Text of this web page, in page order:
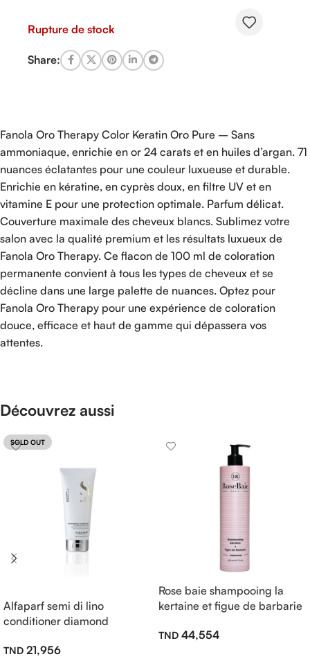
Rupture de stock
Share:
Fanola Oro Therapy Color Keratin Oro Pure – Sans
ammoniaque, enrichie en or 24 carats et en huiles d’argan. 71
nuances éclatantes pour une couleur luxueuse et durable.
Enrichie en kératine, en cyprès doux, en filtre UV et en
vitamine E pour une protection optimale. Parfum délicat.
Couverture maximale des cheveux blancs. Sublimez votre
salon avec la qualité premium et les résultats luxueux de
Fanola Oro Therapy. Ce flacon de 100 ml de coloration
permanente convient à tous les types de cheveux et se
décline dans une large palette de nuances. Optez pour
Fanola Oro Therapy pour une expérience de coloration
douce, efficace et haut de gamme qui dépassera vos
attentes.
Découvrez aussi
SOLD OUT
Alfaparf semi di lino
conditioner diamond
200ml21,956
Rose baie shampooing la
kertaine et figue de barbarie
44,554